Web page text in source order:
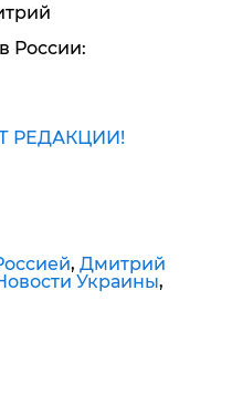
России:
РЕДАКЦИИ!
, Дмитрий
Украины,